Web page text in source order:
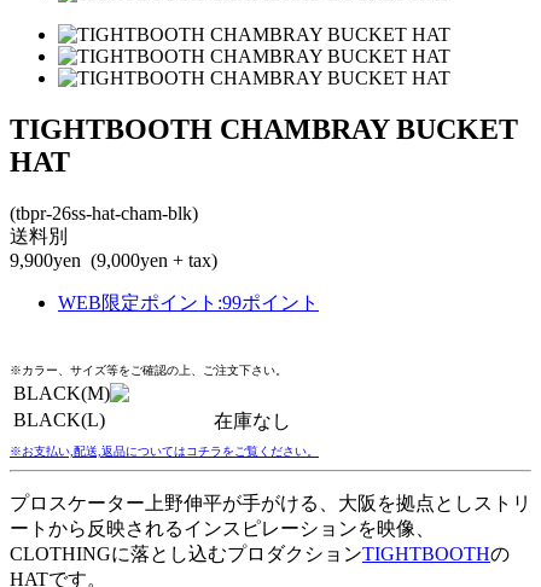
TIGHTBOOTH CHAMBRAY BUCKET
HAT
(tbpr-26ss-hat-cham-blk)
送料別
9,900yen (9,000yen + tax)
WEB限定ポイント :99ポイント
※カラー、サイズ等をご確認の上、ご注文下さい。
BLACK(M)
BLACK(L)
在庫なし
※お支払い,配送,返品についてはコチラをご覧ください。
プロスケーター上野伸平が手がける、大阪を拠点としストリ
ートから反映されるインスピレーションを映像、
CLOTHINGに落とし込むプロダクションTIGHTBOOTHの
HATです。